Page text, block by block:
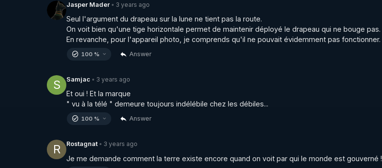
Jasper Mader • 3 years ago
Seul l'argument du drapeau sur la lune ne tient pas la route.
On voit bien qu'une tige horizontale permet de maintenir déployé le drapeau qui ne bouge pas.
En revanche, pour l'appareil photo, je comprends qu'il ne pouvait évidemment pas fonctionner.
100 % Answer
S Samjac • 3 years ago
Et oui ! Et la marque
" vu à la télé " demeure toujours indélébile chez les débiles...
100 % Answer
R Rostagnat • 3 years ago
Je me demande comment la terre existe encore quand on voit par qui le monde est gouverné !